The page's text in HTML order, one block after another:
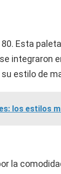
Esta
integraron
estilo de
los estilos
la